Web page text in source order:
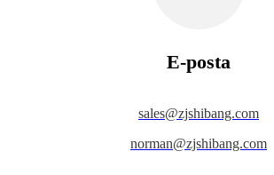
E-posta
sales@zjshibang.com
norman@zjshibang.com